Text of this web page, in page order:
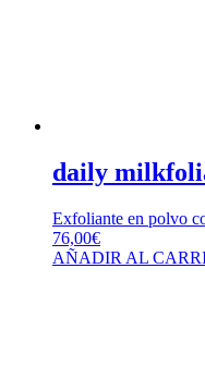
daily
Exfoliante en polvo
76,00€
AÑADIR AL